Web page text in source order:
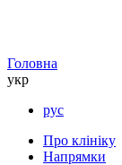
Головна
укр
рус
Про клініку
Напрямки